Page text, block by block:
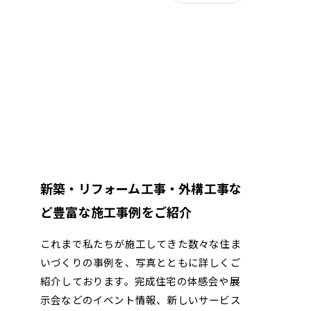
新築・リフォーム工事・外構工事な
ど豊富な施工事例をご紹介
これまで私たちが施工してきた数々な住ま
いづくりの事例を、写真とともに詳しくご
紹介しております。完成住宅の体感会や展
示会などのイベント情報、新しいサービス